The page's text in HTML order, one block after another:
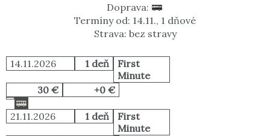
Doprava:
Termíny od: 14.11., 1 dňové
Strava: bez stravy
14.11.2026 1 deň
First
Minute
30 €
+0 €
21.11.2026 1 deň
First
Minute